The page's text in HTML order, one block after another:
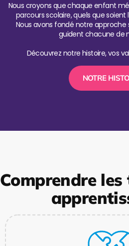
Nous croyons que chaque enfant
parcours scolaire, quels que
Nous avons fondé notre approche
guident chacune de
Découvrez notre histoire, vos
NOTRE
Comprendre